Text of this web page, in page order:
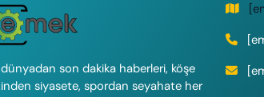
son dakika haberleri, köşe
siyasete, spordan seyahate her